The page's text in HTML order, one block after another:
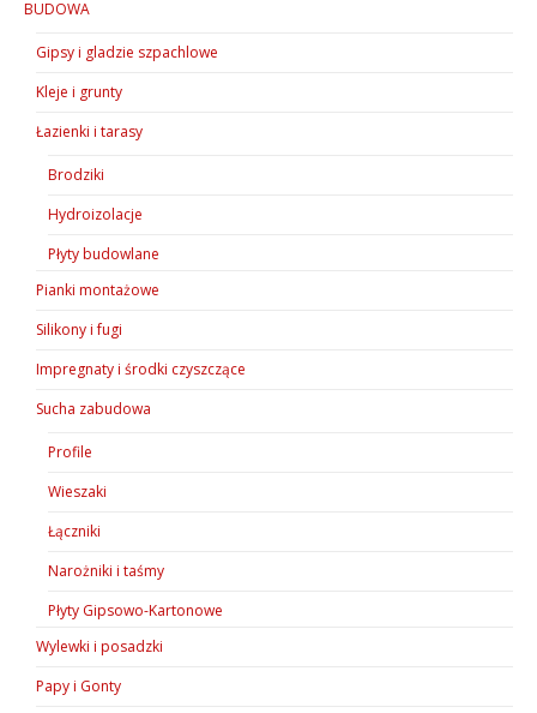
BUDOWA
Gipsy i gladzie szpachlowe
Kleje i grunty
Łazienki i tarasy
Brodziki
Hydroizolacje
Płyty budowlane
Pianki montażowe
Silikony i fugi
Impregnaty i środki czyszczące
Sucha zabudowa
Profile
Wieszaki
Łączniki
Narożniki i taśmy
Płyty Gipsowo-Kartonowe
Wylewki i posadzki
Papy i Gonty